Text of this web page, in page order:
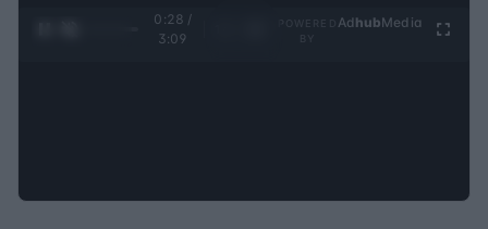
0:29 /
3:09
Ad hubMedia